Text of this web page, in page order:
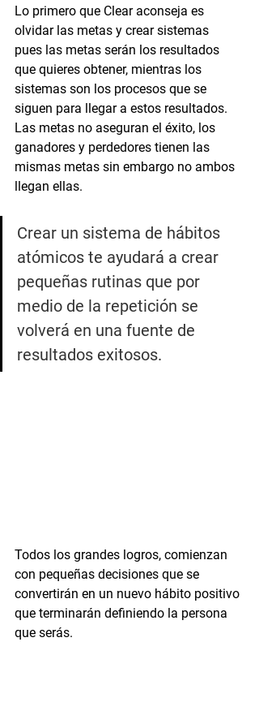
Lo primero que Clear aconseja es
olvidar las metas y crear sistemas
pues las metas serán los resultados
que quieres obtener, mientras los
sistemas son los procesos que se
siguen para llegar a estos resultados.
Las metas no aseguran el éxito, los
ganadores y perdedores tienen las
mismas metas sin embargo no ambos
llegan ellas.
Crear un sistema de hábitos
atómicos te ayudará a crear
pequeñas rutinas que por
medio de la repetición se
volverá en una fuente de
resultados exitosos.
Todos los grandes logros, comienzan
con pequeñas decisiones que se
convertirán en un nuevo hábito positivo
que terminarán definiendo la persona
que serás.